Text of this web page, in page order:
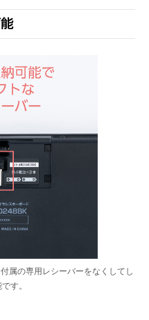
属の専用レシーバーをなくしてし
す。